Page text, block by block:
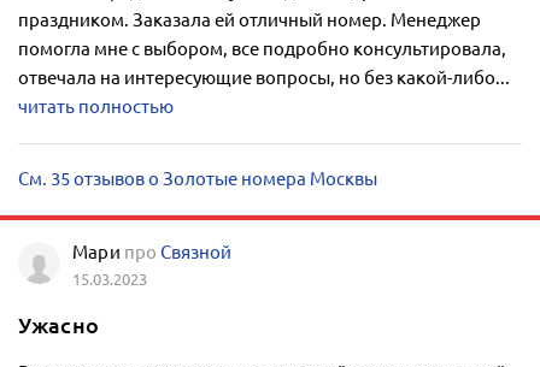
праздником. Заказала ей отличный номер. Менеджер
помогла мне с выбором, все подробно консультировала,
отвечала на интересующие вопросы, но без какой-либо...
читать полностью
См. 35 отзывов о Золотые номера Москвы
Мари про Связной
15.03.2023
Ужасно